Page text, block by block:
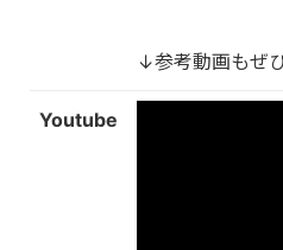
↓参考動画もぜ
Youtube